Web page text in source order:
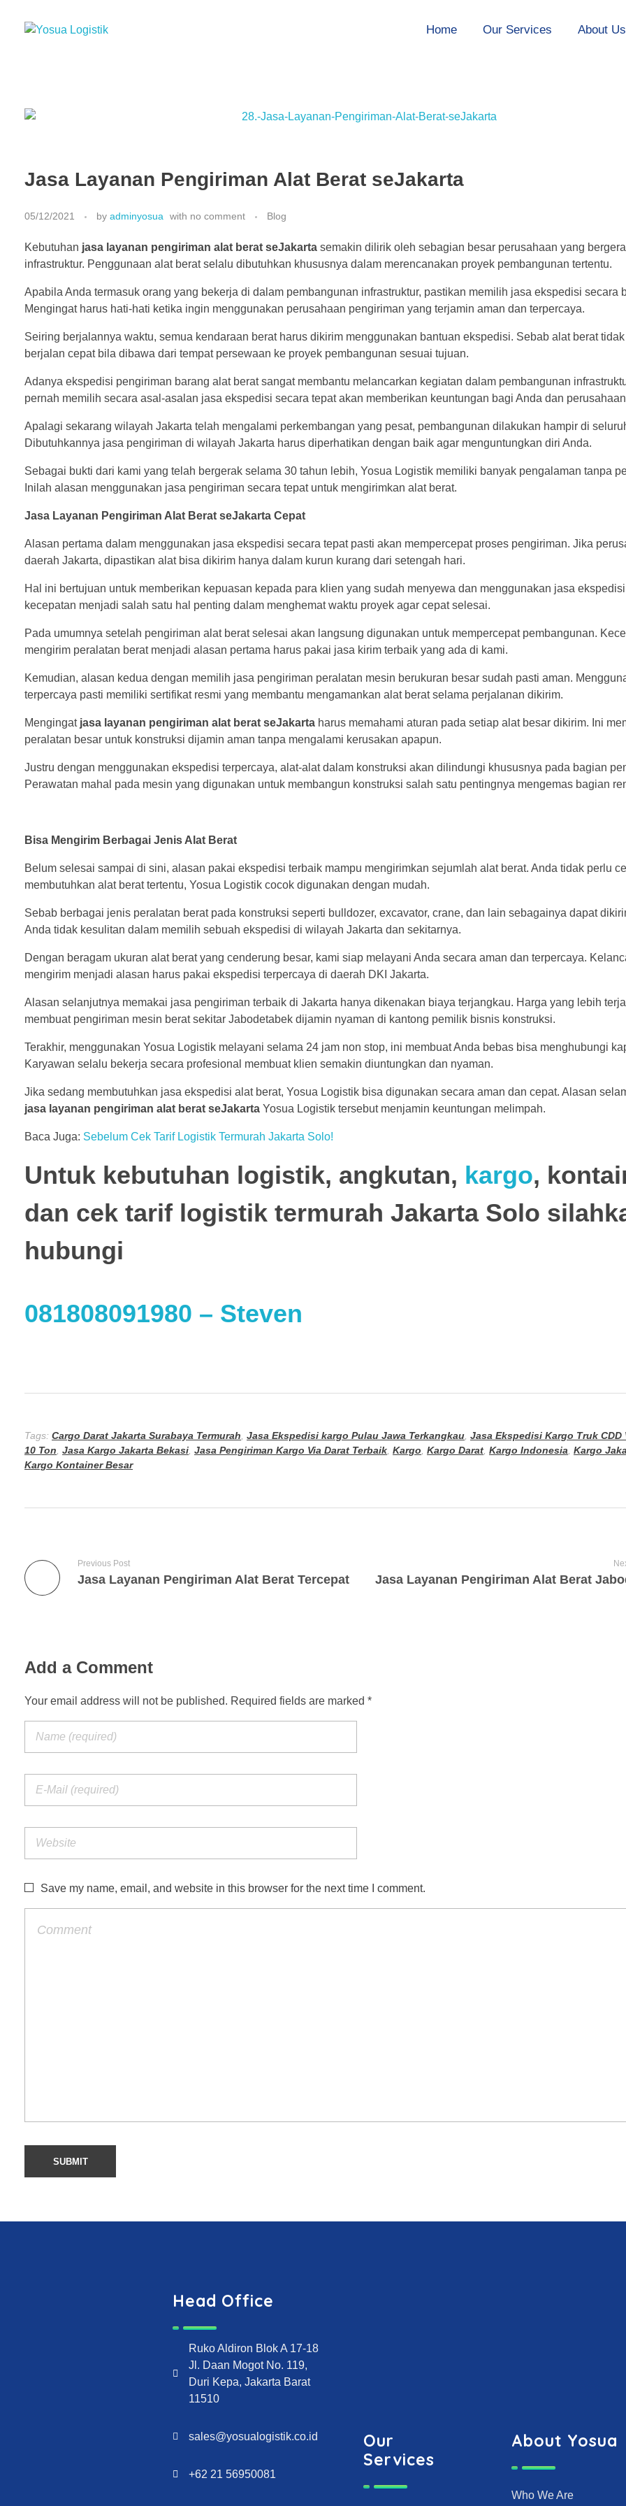
Home Our Services About Us
Jasa Layanan Pengiriman Alat Berat seJakarta
05/12/2021 by adminyosua with no comment Blog
Kebutuhan jasa layanan pengiriman alat berat seJakarta semakin dilirik oleh sebagian besar perusahaan yang
infrastruktur. Penggunaan alat berat selalu dibutuhkan khususnya dalam merencanakan proyek pembangunan tertentu.
Apabila Anda termasuk orang yang bekerja di dalam pembangunan infrastruktur, pastikan memilih jasa ekspedisi secara
Mengingat harus hati-hati ketika ingin menggunakan perusahaan pengiriman yang terjamin aman dan terpercaya.
Seiring berjalannya waktu, semua kendaraan berat harus dikirim menggunakan bantuan ekspedisi. Sebab alat berat
berjalan cepat bila dibawa dari tempat persewaan ke proyek pembangunan sesuai tujuan.
Adanya ekspedisi pengiriman barang alat berat sangat membantu melancarkan kegiatan dalam pembangunan
pernah memilih secara asal-asalan jasa ekspedisi secara tepat akan memberikan keuntungan bagi Anda dan
Apalagi sekarang wilayah Jakarta telah mengalami perkembangan yang pesat, pembangunan dilakukan hampir di
Dibutuhkannya jasa pengiriman di wilayah Jakarta harus diperhatikan dengan baik agar menguntungkan diri Anda.
Sebagai bukti dari kami yang telah bergerak selama 30 tahun lebih, Yosua Logistik memiliki banyak pengalaman tanpa
Inilah alasan menggunakan jasa pengiriman secara tepat untuk mengirimkan alat berat.
Jasa Layanan Pengiriman Alat Berat seJakarta Cepat
Alasan pertama dalam menggunakan jasa ekspedisi secara tepat pasti akan mempercepat proses pengiriman. Jika
daerah Jakarta, dipastikan alat bisa dikirim hanya dalam kurun kurang dari setengah hari.
Hal ini bertujuan untuk memberikan kepuasan kepada para klien yang sudah menyewa dan menggunakan jasa
kecepatan menjadi salah satu hal penting dalam menghemat waktu proyek agar cepat selesai.
Pada umumnya setelah pengiriman alat berat selesai akan langsung digunakan untuk mempercepat pembangunan.
mengirim peralatan berat menjadi alasan pertama harus pakai jasa kirim terbaik yang ada di kami.
Kemudian, alasan kedua dengan memilih jasa pengiriman peralatan mesin berukuran besar sudah pasti aman.
terpercaya pasti memiliki sertifikat resmi yang membantu mengamankan alat berat selama perjalanan dikirim.
Mengingat jasa layanan pengiriman alat berat seJakarta harus memahami aturan pada setiap alat besar dikirim. Ini
peralatan besar untuk konstruksi dijamin aman tanpa mengalami kerusakan apapun.
Justru dengan menggunakan ekspedisi terpercaya, alat-alat dalam konstruksi akan dilindungi khususnya pada bagian
Perawatan mahal pada mesin yang digunakan untuk membangun konstruksi salah satu pentingnya mengemas bagian
Bisa Mengirim Berbagai Jenis Alat Berat
Belum selesai sampai di sini, alasan pakai ekspedisi terbaik mampu mengirimkan sejumlah alat berat. Anda tidak perlu
membutuhkan alat berat tertentu, Yosua Logistik cocok digunakan dengan mudah.
Sebab berbagai jenis peralatan berat pada konstruksi seperti bulldozer, excavator, crane, dan lain sebagainya dapat
Anda tidak kesulitan dalam memilih sebuah ekspedisi di wilayah Jakarta dan sekitarnya.
Dengan beragam ukuran alat berat yang cenderung besar, kami siap melayani Anda secara aman dan terpercaya.
mengirim menjadi alasan harus pakai ekspedisi terpercaya di daerah DKI Jakarta.
Alasan selanjutnya memakai jasa pengiriman terbaik di Jakarta hanya dikenakan biaya terjangkau. Harga yang lebih
membuat pengiriman mesin berat sekitar Jabodetabek dijamin nyaman di kantong pemilik bisnis konstruksi.
Terakhir, menggunakan Yosua Logistik melayani selama 24 jam non stop, ini membuat Anda bebas bisa menghubungi
Karyawan selalu bekerja secara profesional membuat klien semakin diuntungkan dan nyaman.
Jika sedang membutuhkan jasa ekspedisi alat berat, Yosua Logistik bisa digunakan secara aman dan cepat. Alasan
jasa layanan pengiriman alat berat seJakarta Yosua Logistik tersebut menjamin keuntungan melimpah.
Baca Juga: Sebelum Cek Tarif Logistik Termurah Jakarta Solo!
Untuk kebutuhan logistik, angkutan, kargo,
dan cek tarif logistik termurah Jakarta Solo
hubungi
081808091980 – Steven
Tags: Cargo Darat Jakarta Surabaya Termurah Jasa Ekspedisi kargo Pulau Jawa Terkangkau Jasa Ekspedisi Kargo Truk CDD
10 Ton Jasa Kargo Jakarta Bekasi Jasa Pengiriman Kargo Via Darat Terbaik Kargo Kargo Darat Kargo Indonesia Kargo
Kargo Kontainer Besar
Previous Post
Jasa Layanan Pengiriman Alat Berat Tercepat
Add a Comment
Your email address will not be published. Required fields are marked *
Save my name, email, and website in this browser for the next time I comment.
Head Office
Ruko Aldiron Blok A 17-18
Jl. Daan Mogot No. 119,
Duri Kepa, Jakarta Barat
11510
sales@yosualogistik.co.id
+62 21 56950081
Our
Services
About Yosua
Who We Are